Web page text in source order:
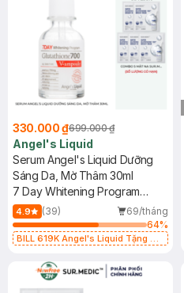
330.000 ₫699.000 ₫
Angel's Liquid
Serum Angel's Liquid Dưỡng
Sáng Da, Mờ Thâm 30ml
7 Day Whitening Program
Glutathione 700 V Ampoule
4.9 (39)
69/tháng
64%
BILL 619K Angel's Liquid Tặng 01
Sáng Da 30g (SL có hạn)